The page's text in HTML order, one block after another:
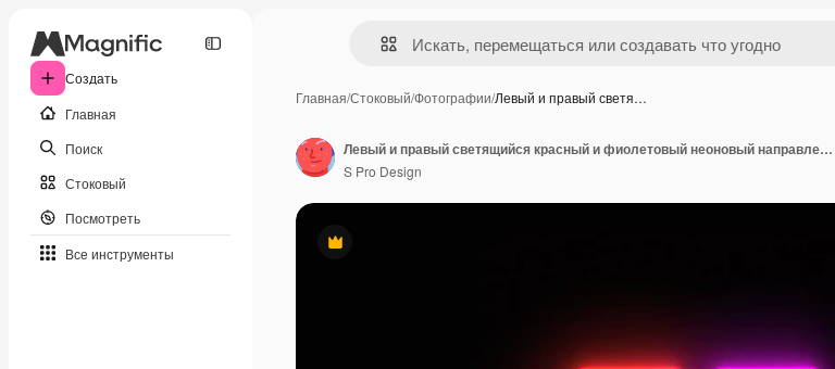
Создать
Главная
Поиск
Стоковый
Посмотреть
Все инструменты
Главная/Стоковый/Фотографии/Левый и правый светя…
Премиум
Левый и правый светящийся красный и фиолетовый неоновый направление ночью освещение знака воробья мигающие указатели направления
S Pro Design